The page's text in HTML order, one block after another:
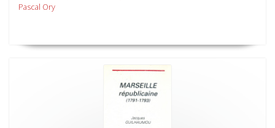
Pascal Ory